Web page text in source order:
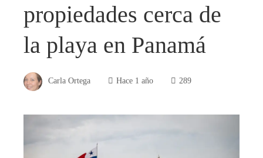
propiedades cerca de
la playa en Panamá
Carla Ortega Hace 1 año 289